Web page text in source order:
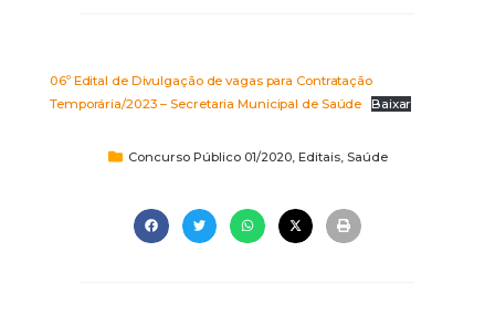
06º Edital de Divulgação de vagas para Contratação
Temporária/2023 – Secretaria Municipal de Saúde
Baixar
Concurso Público 01/2020, Editais, Saúde